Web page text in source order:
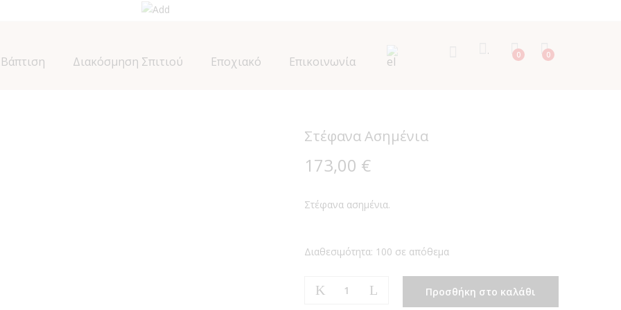
Βάπτιση Διακόσμηση Σπιτιού Εποχιακό Επικοινωνία
. 0 0
Στέφανα Ασημένια
173,00 €
Στέφανα ασημένια.
Διαθεσιμότητα: 100 σε απόθεμα
Προσθήκη στο καλάθι